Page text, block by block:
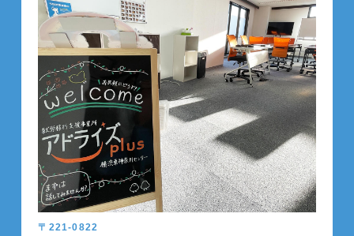
〒221-0822